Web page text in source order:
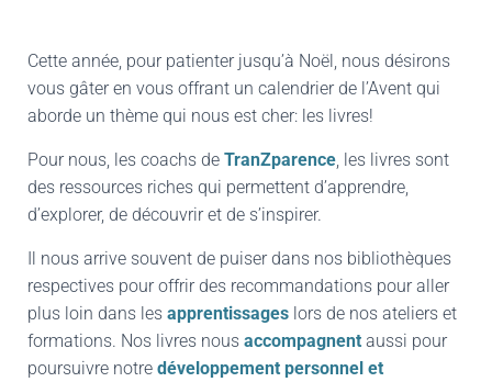
Cette année, pour patienter jusqu’à Noël, nous désirons
vous gâter en vous offrant un calendrier de l’Avent qui
aborde un thème qui nous est cher: les livres!
Pour nous, les coachs de TranZparence, les livres sont
des ressources riches qui permettent d’apprendre,
d’explorer, de découvrir et de s’inspirer.
Il nous arrive souvent de puiser dans nos bibliothèques
respectives pour offrir des recommandations pour aller
plus loin dans les apprentissages lors de nos ateliers et
formations. Nos livres nous accompagnent aussi pour
poursuivre notre développement personnel et